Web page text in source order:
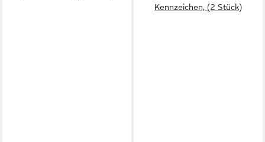
Kennzeichen, (2 Stück)